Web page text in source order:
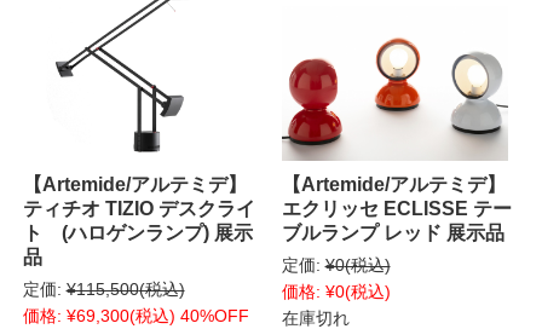
【Artemide/アルテミデ】
ティチオ TIZIO デスクライ
ト (ハロゲンランプ) 展示
品
定価: ¥115,500(税込)
価格: ¥69,300(税込) 40%OFF
【Artemide/アルテミデ】
エクリッセ ECLISSE テー
ブルランプ レッド 展示品
定価: ¥0(税込)
価格: ¥0(税込)
在庫切れ